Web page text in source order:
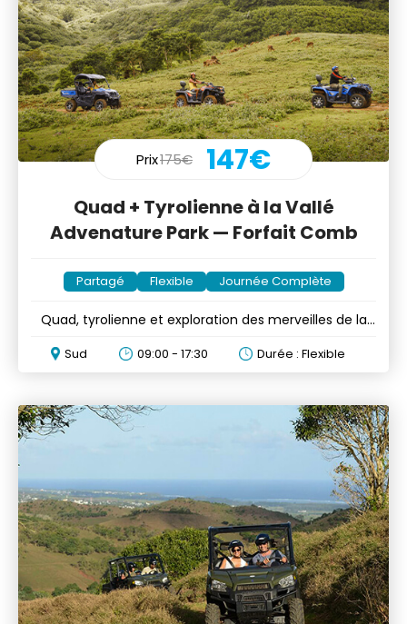
Prix175€ 147€
Quad + Tyrolienne à la Vallé
Advenature Park — Forfait Comb
Partagé Flexible Journée Complète
Quad, tyrolienne et exploration des merveilles de la
Sud 09:00 - 17:30 Durée : Flexible